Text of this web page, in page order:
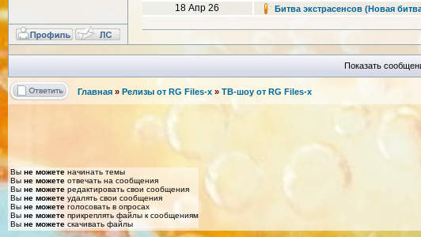
18 Апр 26
Битва экстрасенсов (Новая
Показать
Главная » Релизы от RG Files-x » ТВ-шоу от RG Files-x
Вы не можете начинать темы
Вы не можете отвечать на сообщения
Вы не можете редактировать свои сообщения
Вы не можете удалять свои сообщения
Вы не можете голосовать в опросах
Вы не можете прикреплять файлы к сообщениям
Вы не можете скачивать файлы